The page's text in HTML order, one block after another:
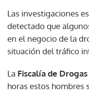
Las investigaciones
detectado que
en el negocio de la
situación del tráfico
La Fiscalía de Drogas
horas estos hombres